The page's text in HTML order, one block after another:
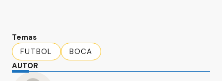
Temas
FUTBOL
BOCA
AUTOR